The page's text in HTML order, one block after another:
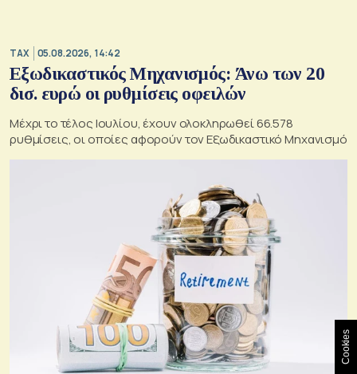
TAX 05.08.2026, 14:42
Εξωδικαστικός Μηχανισμός: Άνω των 20
δισ. ευρώ οι ρυθμίσεις οφειλών
Μέχρι το τέλος Ιουλίου, έχουν ολοκληρωθεί 66.578
ρυθμίσεις, οι οποίες αφορούν τον Εξωδικαστικό Μηχανισμό
Cookies